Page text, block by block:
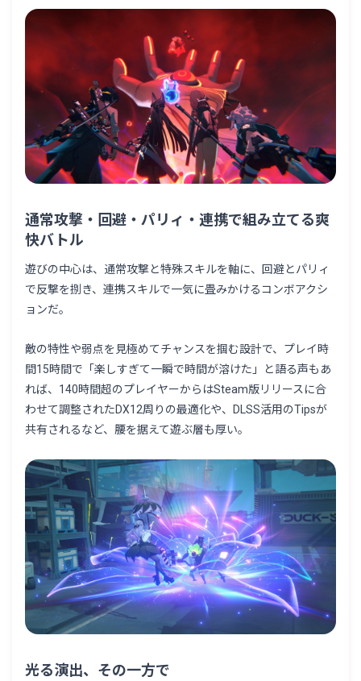
通常攻撃・回避・パリィ・連携で組み立てる爽
快バトル
遊びの中心は、通常攻撃と特殊スキルを軸に、回避とパリィ
で反撃を捌き、連携スキルで一気に畳みかけるコンボアクシ
ョンだ。
敵の特性や弱点を見極めてチャンスを掴む設計で、プレイ時
間15時間で「楽しすぎて一瞬で時間が溶けた」と語る声もあ
れば、140時間超のプレイヤーからはSteam版リリースに合
わせて調整されたDX12周りの最適化や、DLSS活用のTipsが
共有されるなど、腰を据えて遊ぶ層も厚い。
光る演出、その一方で